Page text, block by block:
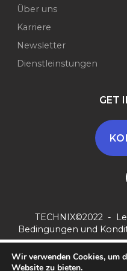
Über uns
Karriere
Newsletter
Dienstleinstungen
GET
TECHNIX©2022 -
Bedingungen und
Wir verwenden Cookies, um
Website zu bieten.